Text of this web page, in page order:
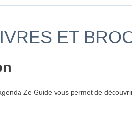
ET
Ze Guide vous permet de